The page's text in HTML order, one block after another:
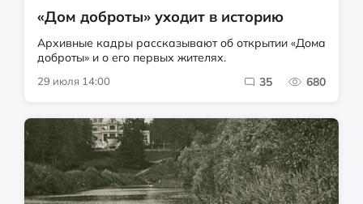
«Дом доброты» уходит в историю
Архивные кадры рассказывают об открытии «Дома
доброты» и о его первых жителях.
29 июля 14:00 35 680